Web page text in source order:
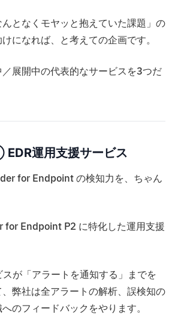
となくモヤッと抱えていた課題」の
になれば、と考えての企画です。
展開中の代表的なサービスを3つだ
運用支援サービス
for Endpoint の検知力を、ちゃん
Endpoint P2 に特化した運用支援
が「アラートを通知する」までを
弊社は全アラートの解析、誤検知の
のフィードバックをやります。